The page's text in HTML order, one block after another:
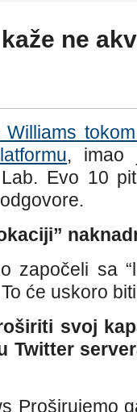
ne
, imao
Evo 10
započeli sa
će uskoro
svoj
Twitter
Proširujemo